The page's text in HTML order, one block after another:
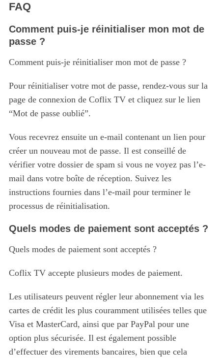
FAQ
Comment puis-je réinitialiser mon mot de
passe ?
Comment puis-je réinitialiser mon mot de passe ?
Pour réinitialiser votre mot de passe, rendez-vous sur la
page de connexion de Coflix TV et cliquez sur le lien
“Mot de passe oublié”.
Vous recevrez ensuite un e-mail contenant un lien pour
créer un nouveau mot de passe. Il est conseillé de
vérifier votre dossier de spam si vous ne voyez pas l’e-
mail dans votre boîte de réception. Suivez les
instructions fournies dans l’e-mail pour terminer le
processus de réinitialisation.
Quels modes de paiement sont acceptés ?
Quels modes de paiement sont acceptés ?
Coflix TV accepte plusieurs modes de paiement.
Les utilisateurs peuvent régler leur abonnement via les
cartes de crédit les plus couramment utilisées telles que
Visa et MasterCard, ainsi que par PayPal pour une
option plus sécurisée. Il est également possible
d’effectuer des virements bancaires, bien que cela
a
f
r
: